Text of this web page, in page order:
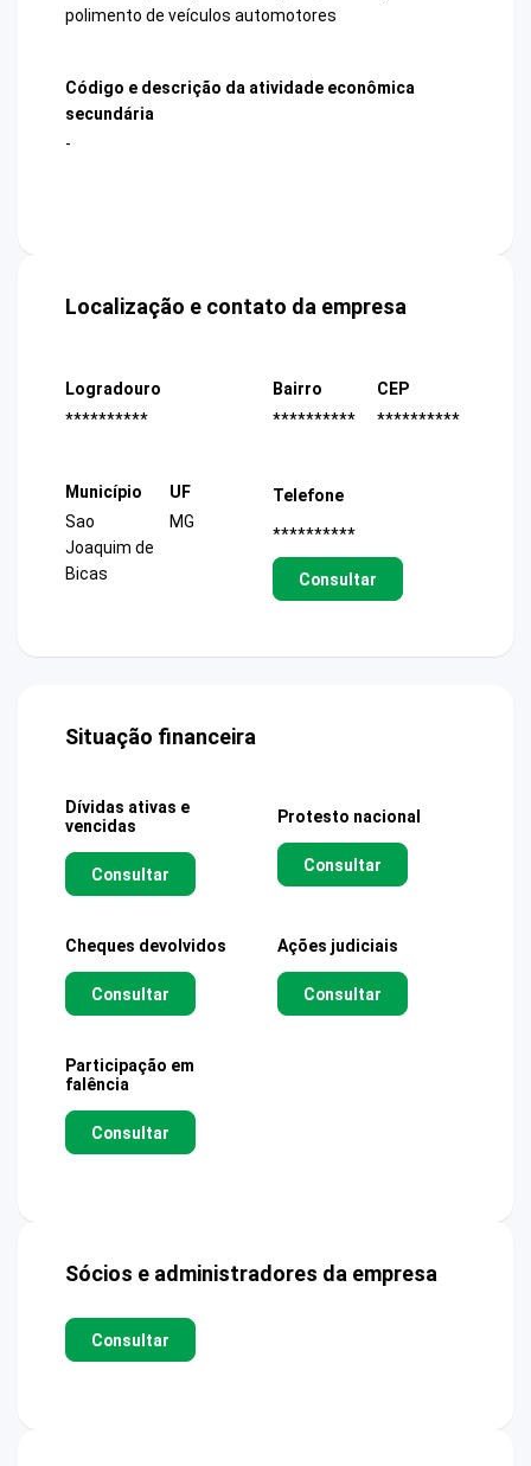
polimento de veículos automotores
Código e descrição da atividade econômica
secundária
-
Localização e contato da empresa
Logradouro
**********
Bairro
**********
CEP
**********
Município
Sao
Joaquim de
Bicas
UF
MG
Telefone
**********
Consultar
Situação financeira
Dívidas ativas e
vencidas
Consultar
Protesto nacional
Consultar
Cheques devolvidos
Consultar
Ações judiciais
Consultar
Participação em
falência
Consultar
Sócios e administradores da empresa
Consultar